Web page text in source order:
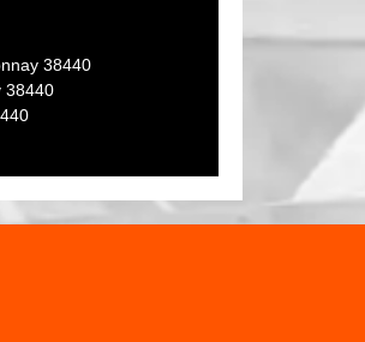
38440
38440